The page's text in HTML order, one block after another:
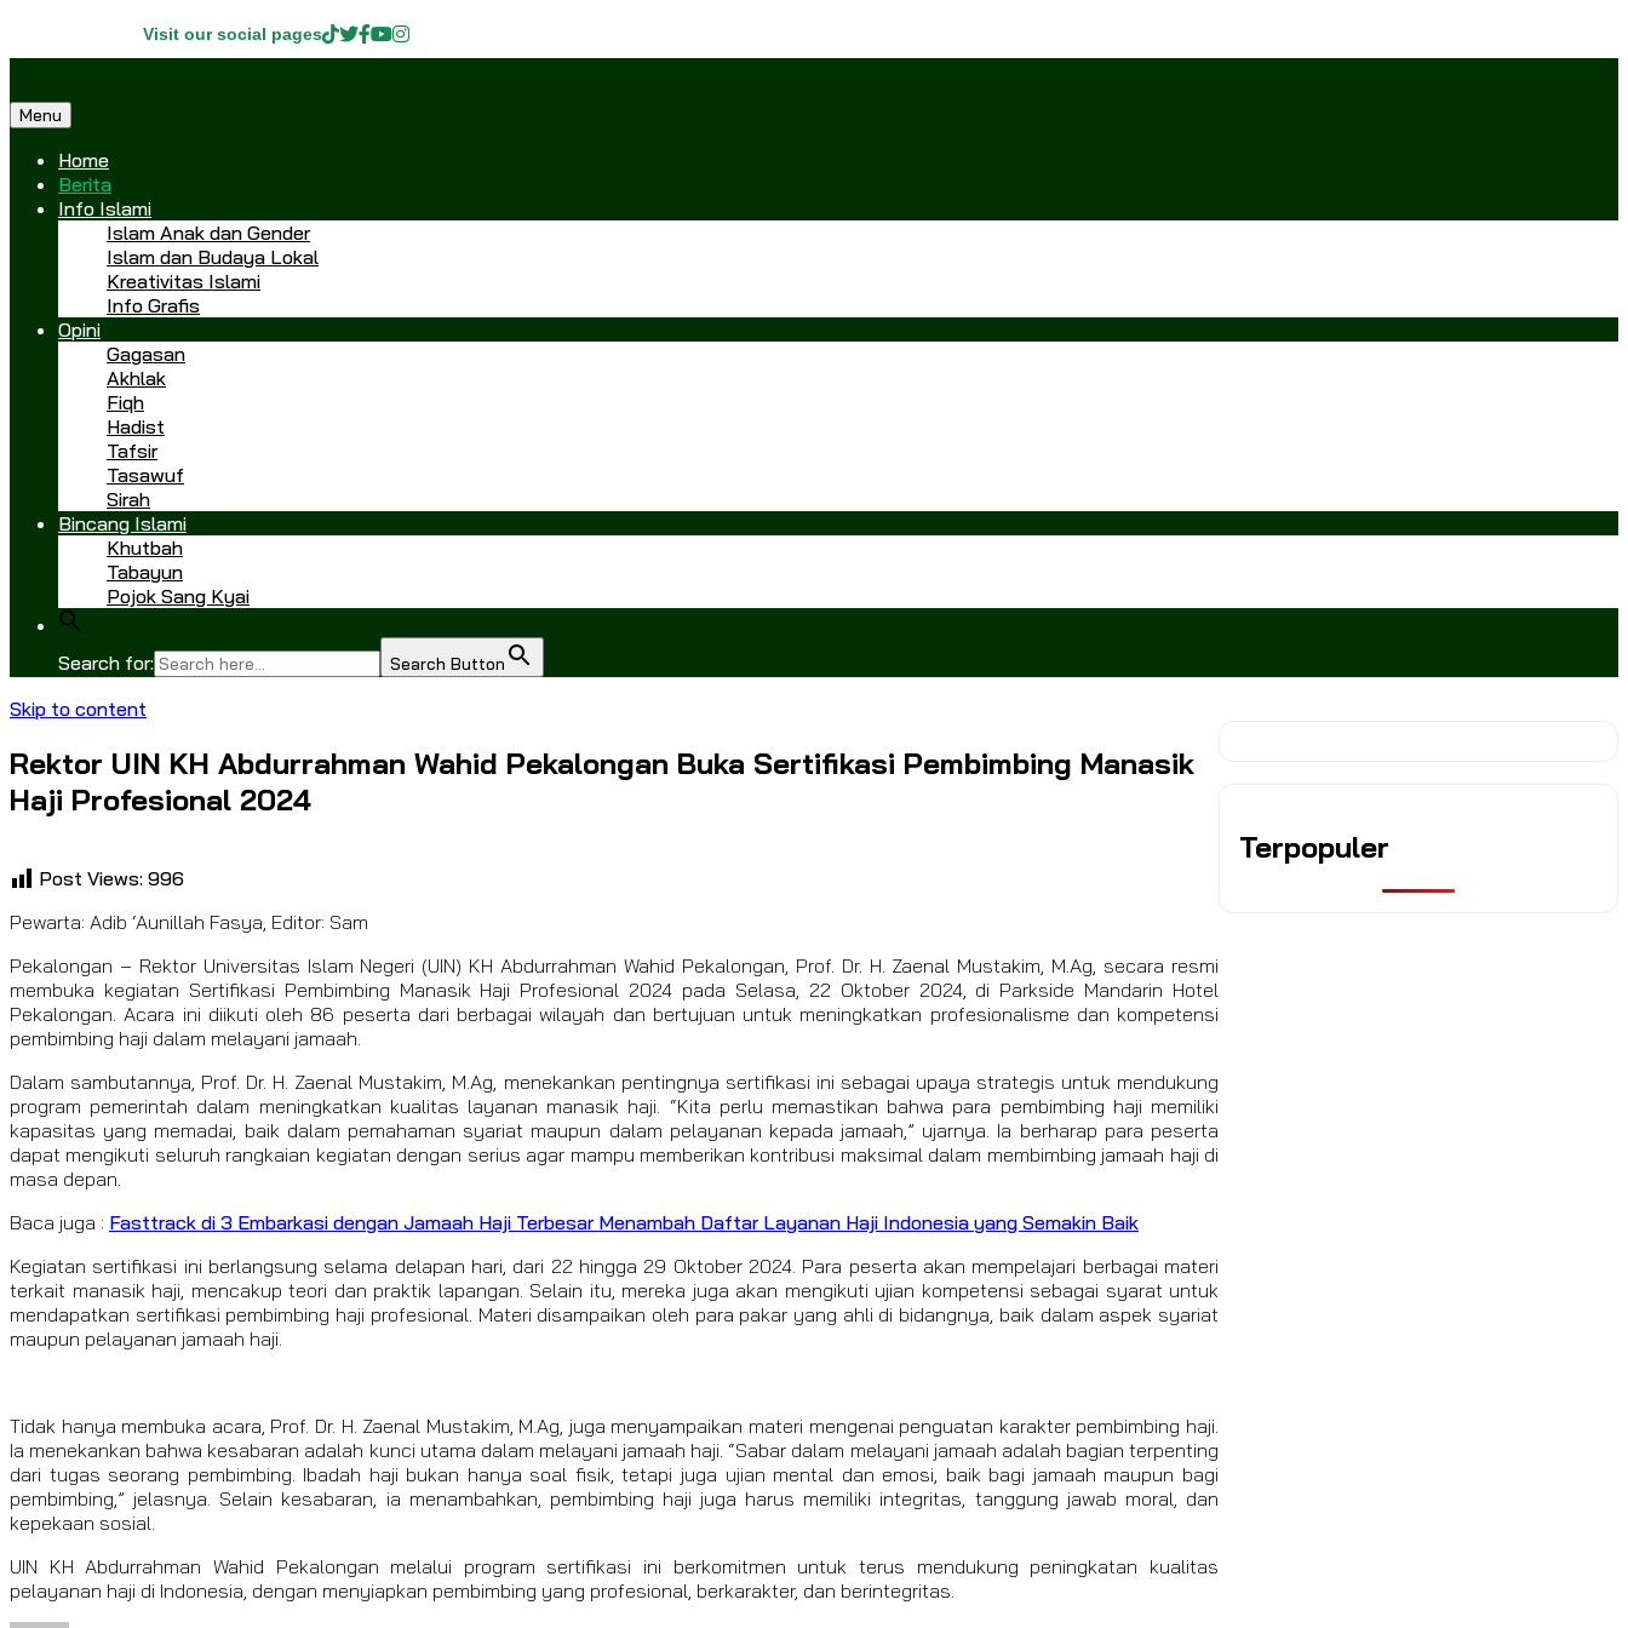
Visit our social pages
Menu
Home
Berita
Info Islami
Islam Anak dan Gender
Islam dan Budaya Lokal
Kreativitas Islami
Info Grafis
Opini
Gagasan
Akhlak
Fiqh
Hadist
Tafsir
Tasawuf
Sirah
Bincang Islami
Khutbah
Tabayun
Pojok Sang Kyai
Search for: Search Button
Skip to content
Rektor UIN KH Abdurrahman Wahid Pekalongan Buka Sertifikasi Pembimbing Manasik
Haji Profesional 2024
Post Views: 996
Pewarta: Adib ‘Aunillah Fasya, Editor: Sam
Pekalongan – Rektor Universitas Islam Negeri (UIN) KH Abdurrahman Wahid Pekalongan, Prof. Dr. H. Zaenal Mustakim, M.Ag, secara resmi
membuka kegiatan Sertifikasi Pembimbing Manasik Haji Profesional 2024 pada Selasa, 22 Oktober 2024, di Parkside Mandarin Hotel
Pekalongan. Acara ini diikuti oleh 86 peserta dari berbagai wilayah dan bertujuan untuk meningkatkan profesionalisme dan kompetensi
pembimbing haji dalam melayani jamaah.
Dalam sambutannya, Prof. Dr. H. Zaenal Mustakim, M.Ag, menekankan pentingnya sertifikasi ini sebagai upaya strategis untuk mendukung
program pemerintah dalam meningkatkan kualitas layanan manasik haji. “Kita perlu memastikan bahwa para pembimbing haji memiliki
kapasitas yang memadai, baik dalam pemahaman syariat maupun dalam pelayanan kepada jamaah,” ujarnya. Ia berharap para peserta
dapat mengikuti seluruh rangkaian kegiatan dengan serius agar mampu memberikan kontribusi maksimal dalam membimbing jamaah haji di
masa depan.
Baca juga : Fasttrack di 3 Embarkasi dengan Jamaah Haji Terbesar Menambah Daftar Layanan Haji Indonesia yang Semakin Baik
Kegiatan sertifikasi ini berlangsung selama delapan hari, dari 22 hingga 29 Oktober 2024. Para peserta akan mempelajari berbagai materi
terkait manasik haji, mencakup teori dan praktik lapangan. Selain itu, mereka juga akan mengikuti ujian kompetensi sebagai syarat untuk
mendapatkan sertifikasi pembimbing haji profesional. Materi disampaikan oleh para pakar yang ahli di bidangnya, baik dalam aspek syariat
maupun pelayanan jamaah haji.
Tidak hanya membuka acara, Prof. Dr. H. Zaenal Mustakim, M.Ag, juga menyampaikan materi mengenai penguatan karakter pembimbing haji.
Ia menekankan bahwa kesabaran adalah kunci utama dalam melayani jamaah haji. “Sabar dalam melayani jamaah adalah bagian terpenting
dari tugas seorang pembimbing. Ibadah haji bukan hanya soal fisik, tetapi juga ujian mental dan emosi, baik bagi jamaah maupun bagi
pembimbing,” jelasnya. Selain kesabaran, ia menambahkan, pembimbing haji juga harus memiliki integritas, tanggung jawab moral, dan
kepekaan sosial.
UIN KH Abdurrahman Wahid Pekalongan melalui program sertifikasi ini berkomitmen untuk terus mendukung peningkatan kualitas
pelayanan haji di Indonesia, dengan menyiapkan pembimbing yang profesional, berkarakter, dan berintegritas.
Terpopuler